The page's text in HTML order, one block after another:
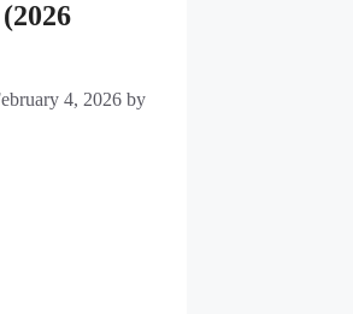
4, 2026 by